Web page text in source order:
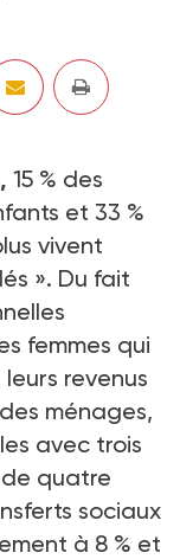
15 % des
et 33 %
vivent
». Du fait
femmes qui
revenus
ménages,
avec trois
quatre
sociaux
à 8 % et